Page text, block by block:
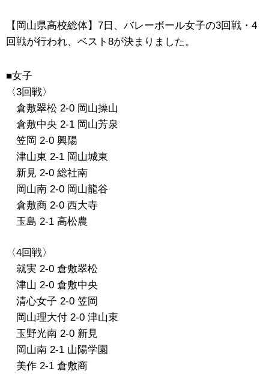
【岡山県高校総体】7日、バレーボール女子の3回戦・4
回戦が行われ、ベスト8が決まりました。
■女子
〈3回戦〉
倉敷翠松 2-0 岡山操山
倉敷中央 2-1 岡山芳泉
笠岡 2-0 興陽
津山東 2-1 岡山城東
新見 2-0 総社南
岡山南 2-0 岡山龍谷
倉敷商 2-0 西大寺
玉島 2-1 高松農
〈4回戦〉
就実 2-0 倉敷翠松
津山 2-0 倉敷中央
清心女子 2-0 笠岡
岡山理大付 2-0 津山東
玉野光南 2-0 新見
岡山南 2-1 山陽学園
美作 2-1 倉敷商